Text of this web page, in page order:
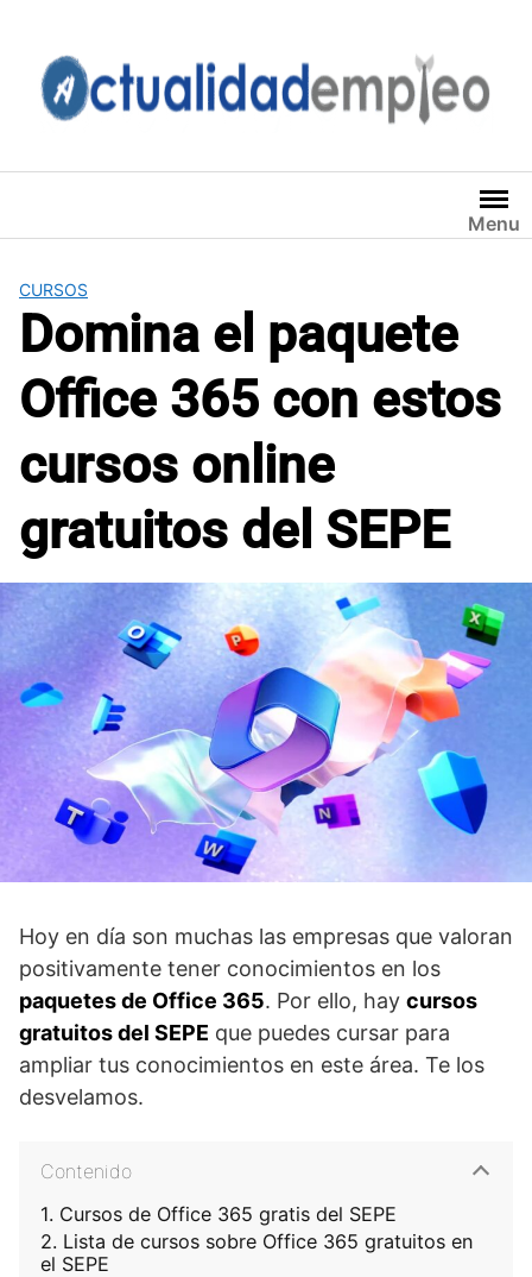
contenido
Menu
CURSOS
Domina el paquete
Office 365 con estos
cursos online
gratuitos del SEPE
Hoy en día son muchas las empresas que valoran
positivamente tener conocimientos en los
paquetes de Office 365. Por ello, hay cursos
gratuitos del SEPE que puedes cursar para
ampliar tus conocimientos en este área. Te los
desvelamos.
Contenido
Cursos de Office 365 gratis del SEPE
Lista de cursos sobre Office 365 gratuitos en
el SEPE